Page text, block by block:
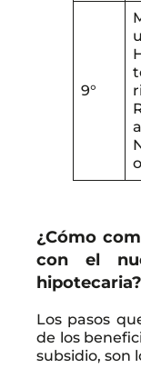
9°
a
¿Cómo
con el
hipotecaria?
Los pasos
de los
subsidio, son